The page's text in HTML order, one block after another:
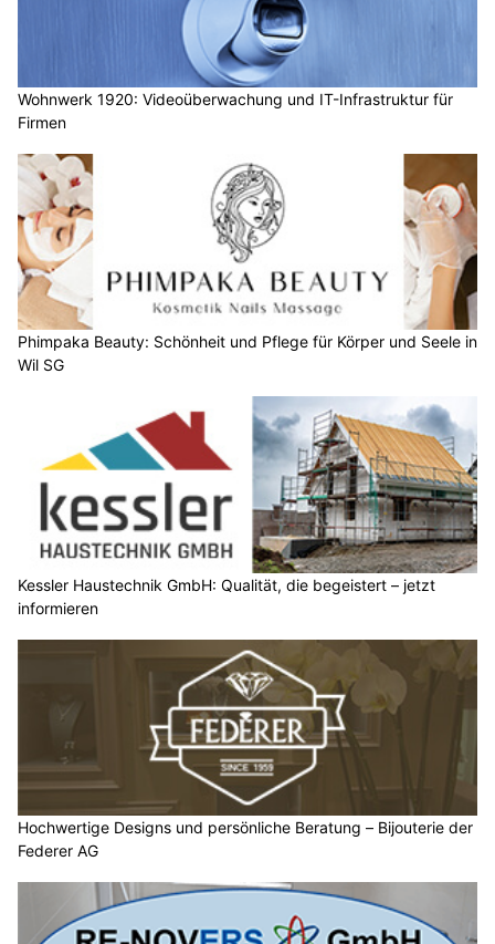
Wohnwerk 1920: Videoüberwachung und IT-Infrastruktur für
Firmen
Phimpaka Beauty: Schönheit und Pflege für Körper und Seele in
Wil SG
Kessler Haustechnik GmbH: Qualität, die begeistert – jetzt
informieren
Hochwertige Designs und persönliche Beratung – Bijouterie der
Federer AG